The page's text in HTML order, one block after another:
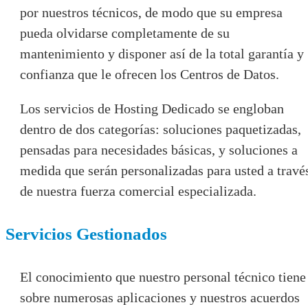
por nuestros técnicos, de modo que su empresa
pueda olvidarse completamente de su
mantenimiento y disponer así de la total garantía y
confianza que le ofrecen los Centros de Datos.
Los servicios de Hosting Dedicado se engloban
dentro de dos categorías: soluciones paquetizadas,
pensadas para necesidades básicas, y soluciones a
medida que serán personalizadas para usted a
de nuestra fuerza comercial especializada.
Servicios Gestionados
El conocimiento que nuestro personal técnico tiene
sobre numerosas aplicaciones y nuestros acuerdos